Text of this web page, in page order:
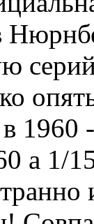
1960
а 1/